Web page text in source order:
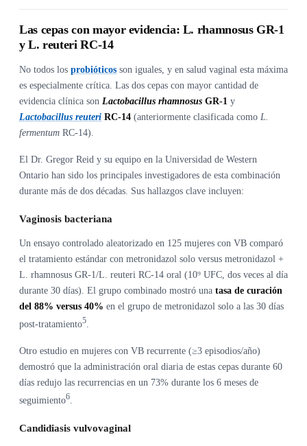
Las cepas con mayor evidencia: L. rhamnosus GR-1
y L. reuteri RC-14
No todos los probióticos son iguales, y en salud vaginal esta máxima
es especialmente crítica. Las dos cepas con mayor cantidad de
evidencia clínica son Lactobacillus rhamnosus GR-1 y
Lactobacillus reuteri RC-14 (anteriormente clasificada como L.
fermentum RC-14).
El Dr. Gregor Reid y su equipo en la Universidad de Western
Ontario han sido los principales investigadores de esta combinación
durante más de dos décadas. Sus hallazgos clave incluyen:
Vaginosis bacteriana
Un ensayo controlado aleatorizado en 125 mujeres con VB comparó
el tratamiento estándar con metronidazol solo versus metronidazol +
L. rhamnosus GR-1/L. reuteri RC-14 oral (10⁹ UFC, dos veces al día
durante 30 días). El grupo combinado mostró una tasa de curación
del 88% versus 40% en el grupo de metronidazol solo a las 30 días
post-tratamiento5.
Otro estudio en mujeres con VB recurrente (≥3 episodios/año)
demostró que la administración oral diaria de estas cepas durante 60
días redujo las recurrencias en un 73% durante los 6 meses de
seguimiento6
Candidiasis vulvovaginal